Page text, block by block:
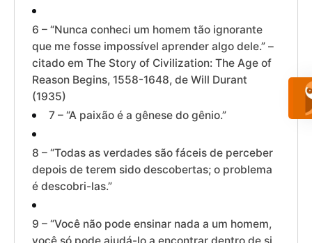
6 – “Nunca conheci um homem tão ignorante
que me fosse impossível aprender algo dele.” –
citado em The Story of Civilization: The Age of
Reason Begins, 1558-1648, de Will Durant
(1935)
7 – “A paixão é a gênese do gênio.”
8 – “Todas as verdades são fáceis de perceber
depois de terem sido descobertas; o problema
é descobri-las.”
9 – “Você não pode ensinar nada a um homem,